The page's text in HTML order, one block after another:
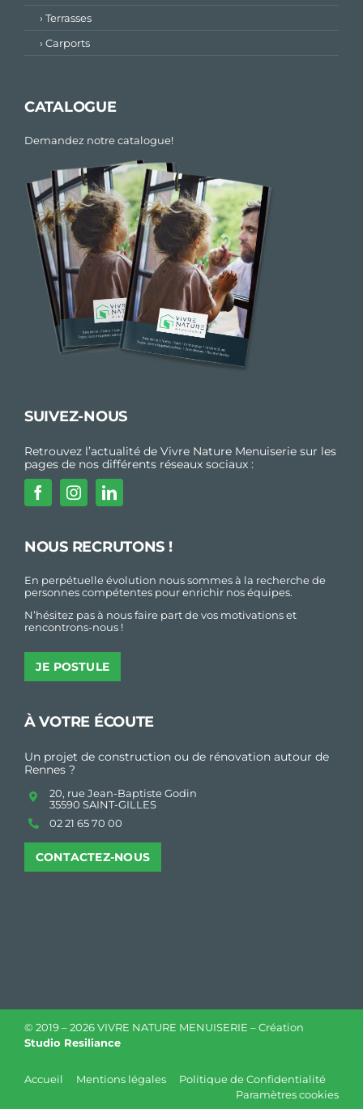
› Terrasses
› Carports
CATALOGUE
Demandez notre catalogue!
SUIVEZ-NOUS
Retrouvez l’actualité de Vivre Nature Menuiserie sur les
pages de nos différents réseaux sociaux :
NOUS RECRUTONS !
En perpétuelle évolution nous sommes à la recherche de
personnes compétentes pour enrichir nos équipes.
N’hésitez pas à nous faire part de vos motivations et
rencontrons-nous !
JE POSTULE
À VOTRE ÉCOUTE
Un projet de construction ou de rénovation autour de
Rennes ?
20, rue Jean-Baptiste Godin
35590 SAINT-GILLES
02 21 65 70 00
CONTACTEZ-NOUS
© 2019 –2026 VIVRE NATURE MENUISERIE – Création
Studio Resiliance
Accueil Mentions légales
Politique de Confidentialité
Paramètres cookies